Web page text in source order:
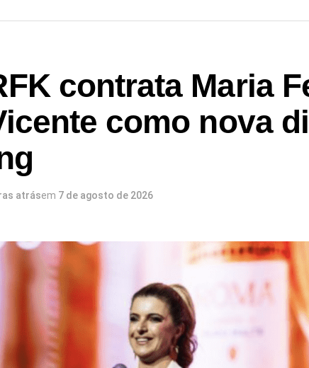
contrata Maria
como nova
atrásem 7 de agosto de 2026